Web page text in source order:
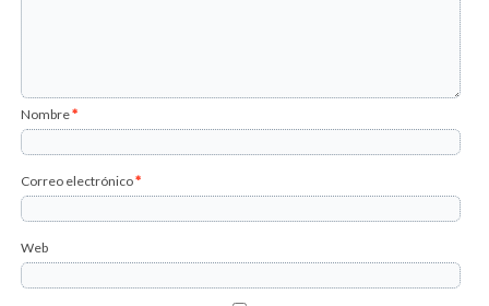
Nombre*
Correo electrónico*
Web